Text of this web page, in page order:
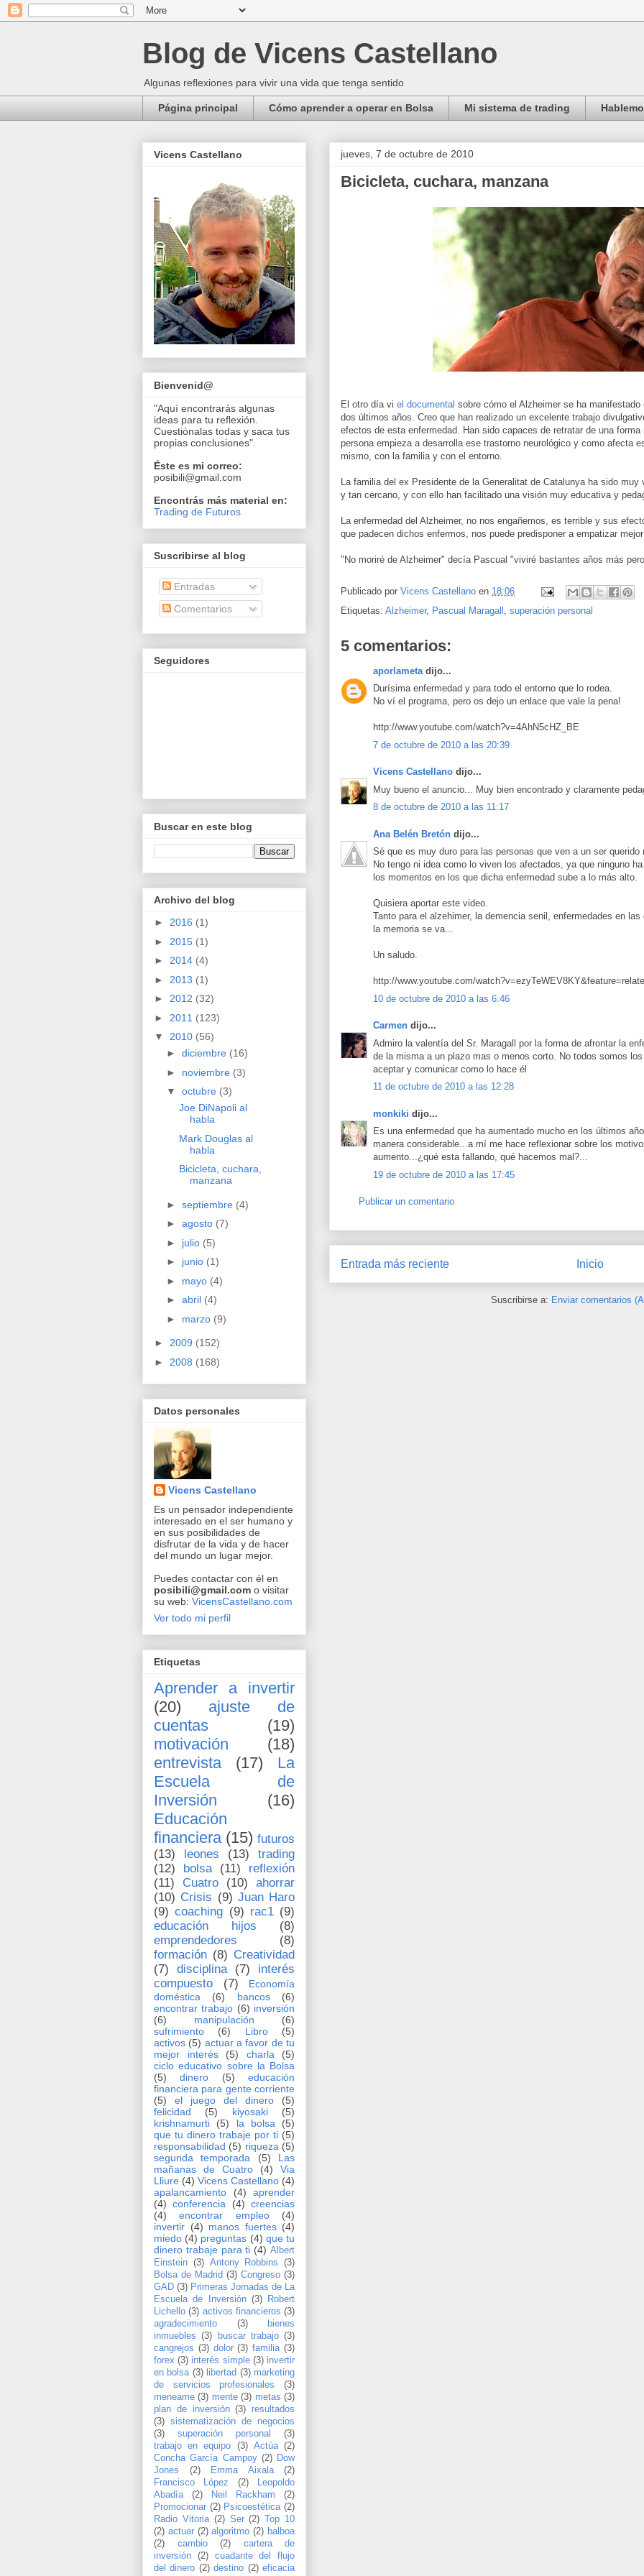
Blog de Vicens Castellano
Algunas reflexiones para vivir una vida que tenga sentido
Página principal Cómo aprender a operar en Bolsa Mi sistema de trading
jueves, 7 de octubre de 2010
Bicicleta, cuchara, manzana
El otro día vi el documental sobre cómo el Alzheimer se ha
dos últimos años. Creo que han realizado un excelente trabajo
efectos de esta enfermedad. Han sido capaces de retratar de una
persona empieza a desarrolla ese trastorno neurológico y como afecta
mismo, con la familia y con el entorno.
La familia del ex Presidente de la Generalitat de Catalunya ha sido
y tan cercano, y con ello han facilitado una visión muy educativa y
La enfermedad del Alzheimer, no nos engañemos, es terrible y sus
que padecen dichos enfermos, nos puede predisponer a empatizar
"No moriré de Alzheimer" decía Pascual "viviré bastantes años más
Publicado por Vicens Castellano en 18:06
Etiquetas: Alzheimer, Pascual Maragall superación personal
5 comentarios:
aporlameta dijo...
Durísima enfermedad y para todo el entorno que lo rodea.
No ví el programa, pero os dejo un enlace que vale la pena!
http://www.youtube.com/watch?v=4AhN5cHZ_BE
7 de octubre de 2010 a las 20:39
Vicens Castellano dijo...
Muy bueno el anuncio... Muy bien encontrado y claramente
8 de octubre de 2010 a las 11:17
Ana Belén Bretón dijo...
Sé que es muy duro para las personas que ven a un ser querido
No tengo ni idea como lo viven los afectados, ya que ninguno
los momentos en los que dicha enfermedad sube a lo más alto.
Quisiera aportar este video.
Tanto para el alzehimer, la demencia senil, enfermedades en
la memoria se va...
Un saludo.
http://www.youtube.com/
10 de octubre de 2010 a las 6:46
Carmen dijo...
Admiro la valentía del Sr. Maragall por la forma de afrontar la
de la misma a un plazo mas o menos corto. No todos somos
aceptar y comunicar como lo hace él
11 de octubre de 2010 a las 12:28
monkiki dijo...
Es una enfermedad que ha aumentado mucho en los últimos
manera considerable...a mí me hace reflexionar sobre los
aumento...¿qué esta fallando, qué hacemos mal?...
19 de octubre de 2010 a las 17:45
Publicar un comentario
Entrada más reciente Inicio
Suscribirse a: Enviar comentarios
Vicens Castellano
Bienvenid@
"Aquí encontrarás algunas
ideas para tu reflexión.
Cuestiónalas todas y saca tus
propias conclusiones".
Éste es mi correo:
posibili@gmail.com
Encontrás más material en:
Trading de Futuros
Suscribirse al blog
Entradas
Comentarios
Seguidores
Buscar en este blog
Archivo del blog
► 2016 (1)
► 2015 (1)
► 2014 (4)
► 2013 (1)
► 2012 (32)
► 2011 (123)
▼ 2010 (56)
► diciembre (16)
► noviembre (3)
▼ octubre (3)
Joe DiNapoli al
habla
Mark Douglas al
habla
Bicicleta, cuchara,
manzana
► septiembre (4)
► agosto (7)
► julio (5)
► junio (1)
► mayo (4)
► abril (4)
► marzo (9)
► 2009 (152)
► 2008 (168)
Datos personales
Vicens Castellano
Es un pensador independiente
interesado en el ser humano y
en sus posibilidades de
disfrutar de la vida y de hacer
del mundo un lugar mejor.
Puedes contactar con él en
posibili@gmail.com o visitar
su web: VicensCastellano.com
Ver todo mi perfil
Etiquetas
Aprender a invertir
(20)
ajuste de
cuentas
(19)
motivación
(18)
entrevista
(17)
La
Escuela de
Inversión
(16)
Educación
financiera (15) futuros
(13)
leones (13)
trading
(12)
bolsa (11)
reflexión
(11)
Cuatro (10)
ahorrar
(10) Crisis (9) Juan Haro
(9) coaching (9) rac1 (9)
educación hijos
(8)
emprendedores
(8)
formación (8) Creatividad
(7)
disciplina (7)
interés
compuesto
(7)
Economía
doméstica
(6) bancos
(6)
encontrar trabajo (6) inversión
(6)
manipulación
(6)
sufrimiento
(6) Libro
(5)
activos (5) actuar a favor de tu
mejor interés
(5) charla
(5)
ciclo educativo sobre la Bolsa
(5)
dinero (5)
educación
financiera para gente corriente
(5)
el juego del dinero
(5)
felicidad
(5) kiyosaki
(5)
krishnamurti
(5) la bolsa
(5)
que tu dinero trabaje por ti (5)
responsabilidad (5) riqueza (5)
segunda temporada
(5)
Las
mañanas de Cuatro
(4)
Via
Lliure (4) Vicens Castellano (4)
apalancamiento
(4)
aprender
(4) conferencia (4) creencias
(4)
encontrar empleo
(4)
invertir (4) manos fuertes (4)
miedo (4) preguntas (4) que tu
dinero trabaje para ti (4) Albert
Einstein (3) Antony Robbins
(3)
Bolsa de Madrid (3) Congreso (3)
GAD (3) Primeras Jornadas de La
Escuela de Inversión (3)
Robert
Lichello (3) activos financieros (3)
agradecimiento
(3)
bienes
inmuebles (3) buscar trabajo (3)
cangrejos (3) dolor (3) familia (3)
forex (3) interés simple (3) invertir
en bolsa (3) libertad (3) marketing
de servicios profesionales
(3)
meneame (3) mente (3) metas (3)
plan de inversión (3)
resultados
(3) sistematización de negocios
(3)
superación personal
(3)
trabajo en equipo
(3) Actúa (2)
Concha García Campoy (2) Dow
Jones
(2) Emma Aixala
(2)
Francisco López
(2)
Leopoldo
Abadía
(2) Neil Rackham
(2)
Promocionar (2) Psicoestética (2)
Radio Vitoria (2) Ser (2)
Top 10
(2) actuar (2) algoritmo (2) balboa
(2)
cambio (2)
cartera de
inversión
(2)
cuadante del flujo
del dinero (2) destino (2) eficacia